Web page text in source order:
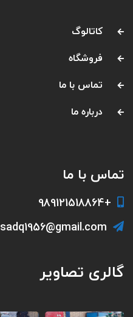
کاتالوگ
فروشگاه
تماس با ما
درباره ما
تماس با ما
+989121518864
sadq1956@gmail.com
گالری تصاویر